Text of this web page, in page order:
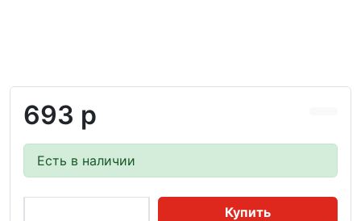
693 р
Есть в наличии
Купить